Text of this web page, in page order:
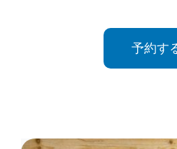
予約す